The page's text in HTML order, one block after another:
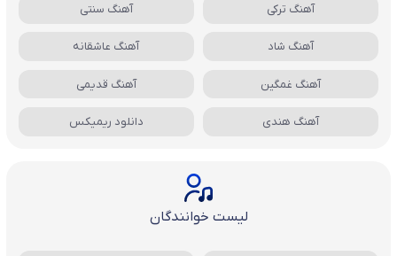
آهنگ ترکی آهنگ سنتی
آهنگ شاد آهنگ عاشقانه
آهنگ غمگین آهنگ قدیمی
آهنگ هندی دانلود ریمیکس
لیست خوانندگان